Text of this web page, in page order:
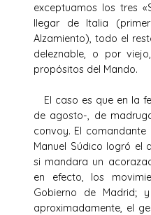
exceptuamos los tres
llegar de Italia
Alzamiento), todo el
deleznable, o por
propósitos del
El caso es que en la
de agosto-, de
convoy. El
Manuel Súdico logró el
si mandara un
en efecto, los
Gobierno de Madrid;
aproximadamente, el